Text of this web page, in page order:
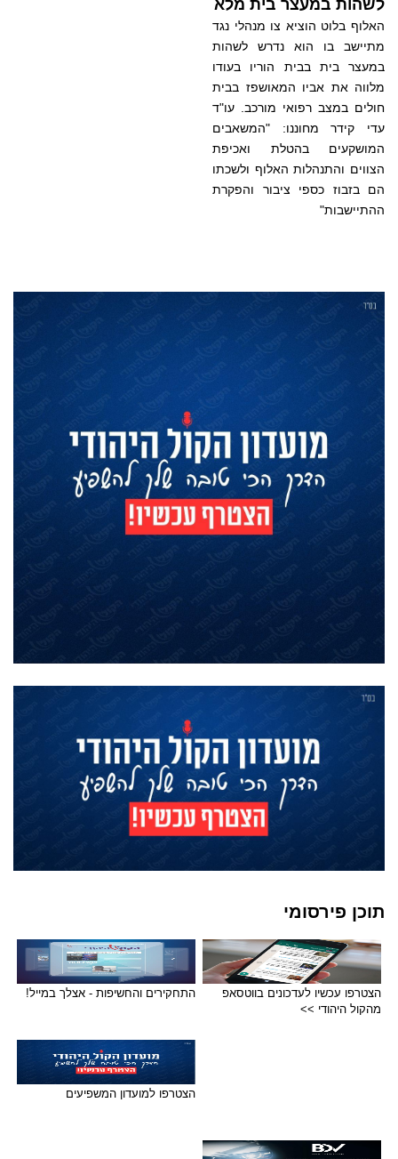
לשהות במעצר בית מלא
האלוף בלוט הוציא צו מנהלי נגד
מתיישב בו הוא נדרש לשהות
במעצר בית בבית הוריו בעודו
מלווה את אביו המאושפז בבית
חולים במצב רפואי מורכב. עו"ד
עדי קידר מחוננו: "המשאבים
המושקעים בהטלת ואכיפת
הצווים והתנהלות האלוף ולשכתו
הם בזבוז כספי ציבור והפקרת
ההתיישבות"
תוכן פירסומי
הצטרפו עכשיו לעדכונים בווטסאפ
מהקול היהודי >>
התחקירים והחשיפות - אצלך במייל!
הצטרפו למועדון המשפיעים